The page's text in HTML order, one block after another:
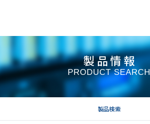
製品情報
PRODUCT SEARCH
製品検索